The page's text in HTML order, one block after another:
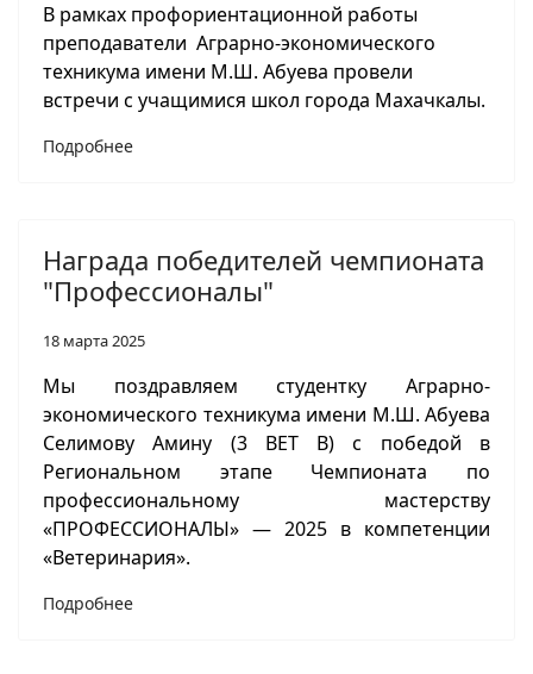
В рамках профориентационной работы
преподаватели Аграрно-экономического
техникума имени М.Ш. Абуева провели
встречи с учащимися школ города Махачкалы.
Подробнее
Награда победителей чемпионата
"Профессионалы"
18 марта 2025
Мы поздравляем студентку Аграрно-
экономического техникума имени М.Ш. Абуева
Селимову Амину (3 ВЕТ В) с победой в
Региональном этапе Чемпионата по
профессиональному мастерству
«ПРОФЕССИОНАЛЫ» — 2025 в компетенции
«Ветеринария».
Подробнее